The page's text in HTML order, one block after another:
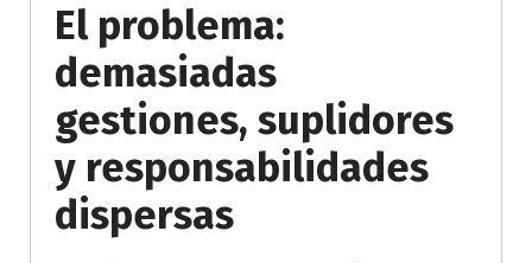
El problema:
demasiadas
gestiones, suplidores
y responsabilidades
dispersas